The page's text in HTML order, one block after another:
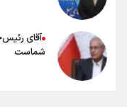
آقای
شماست